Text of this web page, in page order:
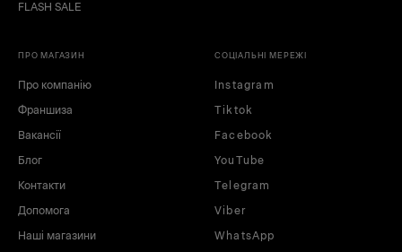
FLASH SALE
ПРО МАГАЗИН
Про компанію
Франшиза
Вакансії
Блог
Контакти
Допомога
Наші магазини
СОЦІАЛЬНІ МЕРЕЖІ
Instagram
Tiktok
Facebook
YouTube
Telegram
Viber
WhatsApp